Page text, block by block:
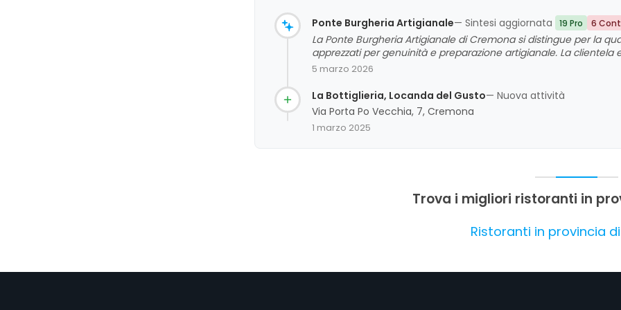
Ponte Burgheria Artigianale— Sintesi aggiornata 19 Pro 6
La Ponte Burgheria Artigianale di Cremona si distingue per la
apprezzati per genuinità e preparazione artigianale. La
generalmente cortese e rapido, anche se alcuni commenti
riguardo alla gestione del servizio e alle porzioni.
5 marzo 2026
La Bottiglieria, Locanda del Gusto— Nuova attività
Via Porta Po Vecchia, 7, Cremona
1 marzo 2025
Trova i migliori ristoranti in
Ristoranti in provincia